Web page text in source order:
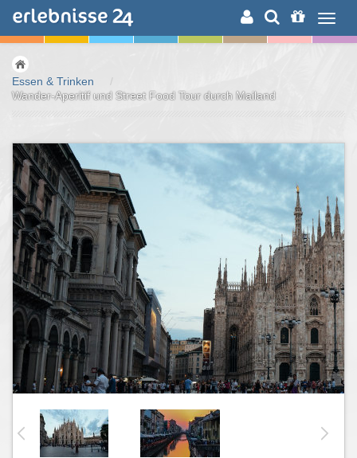
ERLEBNISSUCHE
Essen & Trinken
/
Wander-Aperitif und Street Food Tour durch Mailand